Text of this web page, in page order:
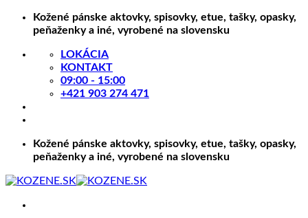
Skip
Kožené pánske aktovky, spisovky, etue, tašky, opasky,
peňaženky a iné, vyrobené na slovensku
LOKÁCIA
KONTAKT
09:00 - 15:00
+421 903 274 471
Kožené pánske aktovky, spisovky, etue, tašky, opasky,
peňaženky a iné, vyrobené na slovensku